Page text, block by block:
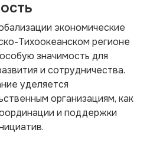
экономические
Тихоокеанском регионе
значимость для
и сотрудничества.
уделяется
организациям, как
и поддержки